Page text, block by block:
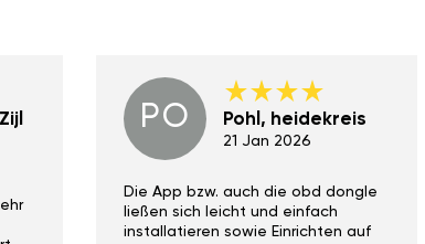
PO Pohl, heidekreis
21 Jan 2026
Die App bzw. auch die obd dongle
ließen sich leicht und einfach
installatieren sowie Einrichten auf